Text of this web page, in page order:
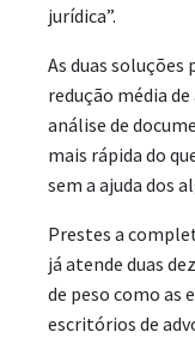
jurídica”.
As duas
redução média
análise de
mais rápida do
sem a ajuda dos
Prestes a
já atende duas
de peso como as
escritórios de